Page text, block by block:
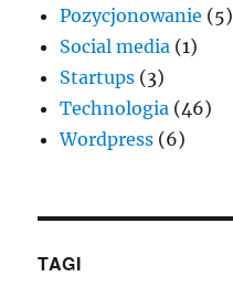
Pozycjonowanie (5)
Social media (1)
Startups (3)
Technologia (46)
Wordpress (6)
TAGI